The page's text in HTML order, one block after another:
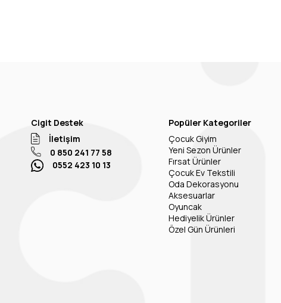
Cigit Destek
İletişim
0 850 241 77 58
0552 423 10 13
Popüler Kategoriler
Çocuk Giyim
Yeni Sezon Ürünler
Fırsat Ürünler
Çocuk Ev Tekstili
Oda Dekorasyonu
Aksesuarlar
Oyuncak
Hediyelik Ürünler
Özel Gün Ürünleri